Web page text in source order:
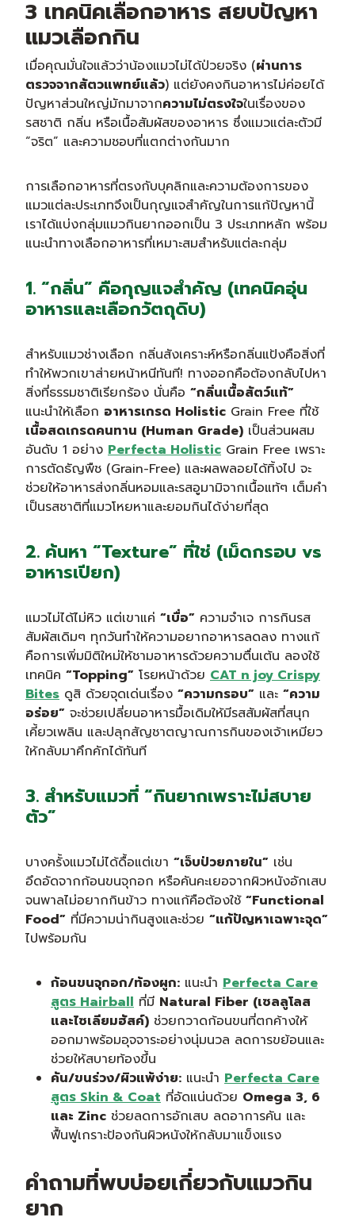
3 เทคนิคเลือกอาหาร สยบปัญหา
แมวเลือกกิน
เมื่อคุณมั่นใจแล้วว่าน้องแมวไม่ได้ป่วยจริง (ผ่านการ
ตรวจจากสัตวแพทย์แล้ว) แต่ยังคงกินอาหารไม่ค่อยได้
ปัญหาส่วนใหญ่มักมาจากความไม่ตรงใจในเรื่องของ
รสชาติ กลิ่น หรือเนื้อสัมผัสของอาหาร ซึ่งแมวแต่ละตัวมี
“จริต” และความชอบที่แตกต่างกันมาก
การเลือกอาหารที่ตรงกับบุคลิกและความต้องการของ
แมวแต่ละประเภทจึงเป็นกุญแจสำคัญในการแก้ปัญหานี้
เราได้แบ่งกลุ่มแมวกินยากออกเป็น 3 ประเภทหลัก พร้อม
แนะนำทางเลือกอาหารที่เหมาะสมสำหรับแต่ละกลุ่ม
1. “กลิ่น” คือกุญแจสำคัญ (เทคนิคอุ่น
อาหารและเลือกวัตถุดิบ)
สำหรับแมวช่างเลือก กลิ่นสังเคราะห์หรือกลิ่นแป้งคือสิ่งที่
ทำให้พวกเขาส่ายหน้าหนีทันที! ทางออกคือต้องกลับไปหา
สิ่งที่ธรรมชาติเรียกร้อง นั่นคือ “กลิ่นเนื้อสัตว์แท้”
แนะนำให้เลือก อาหารเกรด Holistic Grain Free ที่ใช้
เนื้อสดเกรดคนทาน (Human Grade) เป็นส่วนผสม
อันดับ 1 อย่าง Perfecta Holistic Grain Free เพราะ
การตัดธัญพืช (Grain-Free) และผลพลอยได้ทิ้งไป จะ
ช่วยให้อาหารส่งกลิ่นหอมและรสอูมามิจากเนื้อแท้ๆ เต็มคำ
เป็นรสชาติที่แมวโหยหาและยอมกินได้ง่ายที่สุด
2. ค้นหา “Texture” ที่ใช่ (เม็ดกรอบ vs
อาหารเปียก)
แมวไม่ได้ไม่หิว แต่เขาแค่ “เบื่อ” ความจำเจ การกินรส
สัมผัสเดิมๆ ทุกวันทำให้ความอยากอาหารลดลง ทางแก้
คือการเพิ่มมิติใหม่ให้ชามอาหารด้วยความตื่นเต้น ลองใช้
เทคนิค “Topping” โรยหน้าด้วย CAT n joy Crispy
Bites ดูสิ ด้วยจุดเด่นเรื่อง “ความกรอบ” และ “ความ
อร่อย” จะช่วยเปลี่ยนอาหารมื้อเดิมให้มีรสสัมผัสที่สนุก
เคี้ยวเพลิน และปลุกสัญชาตญาณการกินของเจ้าเหมียว
ให้กลับมาคึกคักได้ทันที
3. สำหรับแมวที่ “กินยากเพราะไม่สบาย
ตัว”
บางครั้งแมวไม่ได้ดื้อแต่เขา “เจ็บป่วยภายใน” เช่น
อึดอัดจากก้อนขนจุกอก หรือคันคะเยอจากผิวหนังอักเสบ
จนพาลไม่อยากกินข้าว ทางแก้คือต้องใช้ “Functional
Food” ที่มีความน่ากินสูงและช่วย “แก้ปัญหาเฉพาะจุด”
ไปพร้อมกัน
ก้อนขนจุกอก/ท้องผูก: แนะนำ Perfecta Care
สูตร Hairball ที่มี Natural Fiber (เซลลูโลส
และไซเลียมฮัสค์) ช่วยกวาดก้อนขนที่ตกค้างให้
ออกมาพร้อมอุจจาระอย่างนุ่มนวล ลดการขย้อนและ
ช่วยให้สบายท้องขึ้น
คัน/ขนร่วง/ผิวแพ้ง่าย: แนะนำ Perfecta Care
สูตร Skin & Coat ที่อัดแน่นด้วย Omega 3, 6
และ Zinc ช่วยลดการอักเสบ ลดอาการคัน และ
ฟื้นฟูเกราะป้องกันผิวหนังให้กลับมาแข็งแรง
คำถามที่พบบ่อยเกี่ยวกับแมวกิน
ยาก